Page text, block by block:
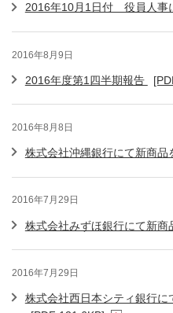
2016年10月1日付 役員人事
2016年8月9日
2016年度第1四半期報告
2016年8月8日
株式会社沖縄銀行にて新商品
2016年7月29日
株式会社みずほ銀行にて新商
2016年7月29日
株式会社西日本シティ銀行に